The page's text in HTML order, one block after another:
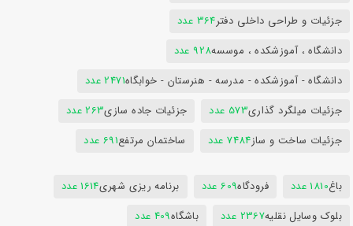
جزئیات و طراحی داخلی دفتر364 عدد
دانشگاه ، آموزشکده ، موسسه928 عدد
دانشگاه - آموزشکده - مدرسه - هنرستان - خوابگاه2471 عدد
جزئیات میلگرد گذاری573 عدد جزئیات جاده سازی263 عدد
جزئیات ساخت و ساز7484 عدد ساختمان مرتفع691 عدد
باغ1810 عدد فرودگاه609 عدد برنامه ریزی شهری1614 عدد
بلوک وسایل نقلیه2367 عدد باشگاه409 عدد